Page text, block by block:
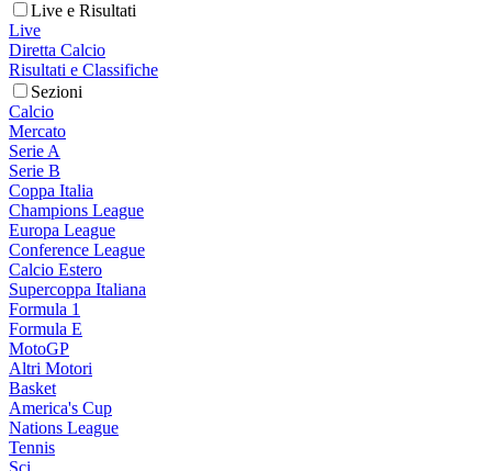
Live e Risultati
Live
Diretta Calcio
Risultati e Classifiche
Sezioni
Calcio
Mercato
Serie A
Serie B
Coppa Italia
Champions League
Europa League
Conference League
Calcio Estero
Supercoppa Italiana
Formula 1
Formula E
MotoGP
Altri Motori
Basket
America's Cup
Nations League
Tennis